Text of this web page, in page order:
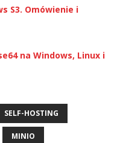
S3. Omówienie i
na Windows, Linux i
SELF-HOSTING
MINIO